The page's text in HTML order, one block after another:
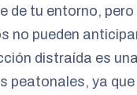
de tu entorno,
no pueden
distraída es
peatonales, ya